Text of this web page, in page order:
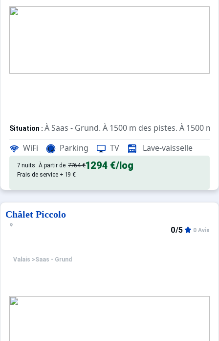
Situation : À Saas - Grund. À 1500 m des pistes. À 1500
Appartement de particulier : d'excellente qualité, de 105 m²
WiFi Parking TV Lave-vaisselle
7 nuits À partir de 7764 €1294 €/log
Frais de service + 19 €
Châlet Piccolo
Valais >Saas - Grund
0/5 0 Avis